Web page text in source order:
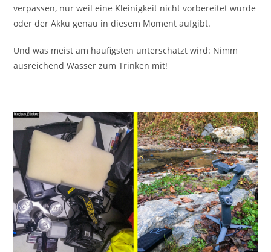
verpassen, nur weil eine Kleinigkeit nicht vorbereitet wurde
oder der Akku genau in diesem Moment aufgibt.
Und was meist am häufigsten unterschätzt wird: Nimm
ausreichend Wasser zum Trinken mit!